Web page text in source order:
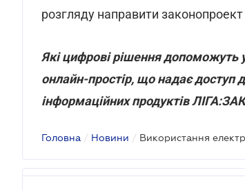
розгляду направити
Які цифрові рішення допоможуть
онлайн-простір, що надає доступ
інформаційних продуктів
Головна / Новини /